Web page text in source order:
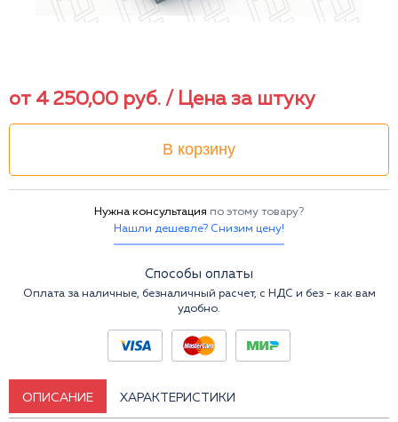
от 4 250,00 руб. / Цена за штуку
В корзину
Нужна консультация по этому товару?
Нашли дешевле? Снизим цену!
Способы оплаты
Оплата за наличные, безналичный расчет, с НДС и без - как вам
удобно.
ОПИСАНИЕ ХАРАКТЕРИСТИКИ